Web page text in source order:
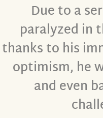
Due to a
paralyzed in
thanks to his
optimism, he
and even